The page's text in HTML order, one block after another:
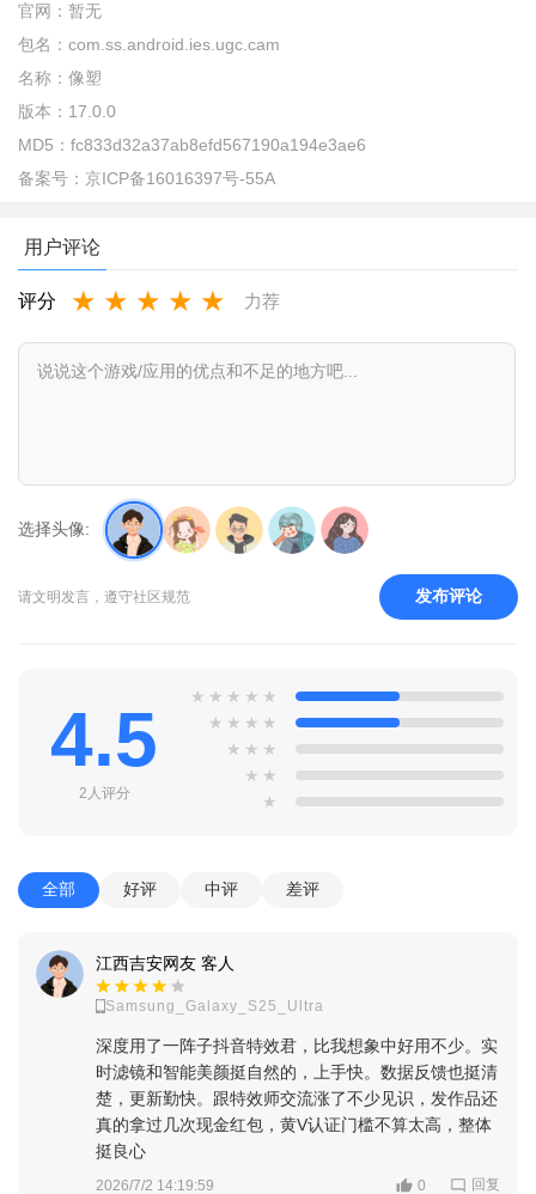
抖音特效君使用说明
特效开放平台下载。
2、手机需要下载【抖音特效君】APP，用实名认证的抖音号
登陆【抖音特效君】APP。这个账号非常重要，到时用来提现
官网： 暂无
包名： com.ss.android.ies.ugc.cam
名称： 像塑
版本： 17.0.0
MD5： fc833d32a37ab8efd567190a194e3ae6
备案号： 京ICP备16016397号-55A
用户评论
评分 ★ ★ ★ ★ ★ 力荐
选择头像:
请文明发言，遵守社区规范 发布评论
4.5
2人评分
★ ★ ★ ★ ★
★ ★ ★ ★
★ ★ ★
★ ★
★
全部 好评 中评 差评
江西吉安网友 客人
Samsung_Galaxy_S25_Ultra
深度用了一阵子抖音特效君，比我想象中好用不少。实
时滤镜和智能美颜挺自然的，上手快。数据反馈也挺清
楚，更新勤快。跟特效师交流涨了不少见识，发作品还
真的拿过几次现金红包，黄V认证门槛不算太高，整体
挺良心
2026/7/2 14:19:59 0 回复